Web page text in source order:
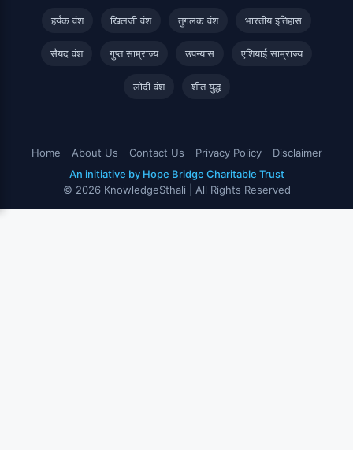
हर्यक वंश खिलजी वंश तुगलक वंश भारतीय इतिहास
सैयद वंश गुप्त साम्राज्य उपन्यास एशियाई साम्राज्य
लोदी वंश शीत युद्ध
Home About Us Contact Us Privacy Policy
Disclaimer
An initiative by Hope Bridge Charitable Trust
© 2026 KnowledgeSthali | All Rights Reserved